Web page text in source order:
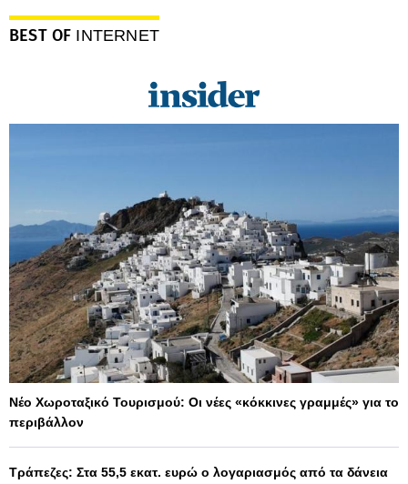
BEST OF INTERNET
Νέο Χωροταξικό Τουρισμού: Οι νέες «κόκκινες γραμμές» για το
περιβάλλον
Τράπεζες: Στα 55,5 εκατ. ευρώ ο λογαριασμός από τα δάνεια